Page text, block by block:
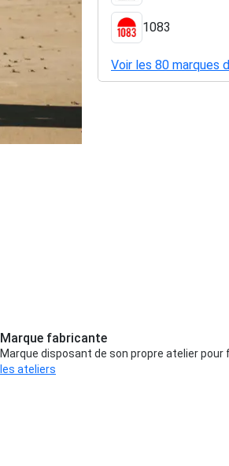
1083
Voir les 80 marques
Marque fabricante
Marque disposant de son propre atelier
les ateliers